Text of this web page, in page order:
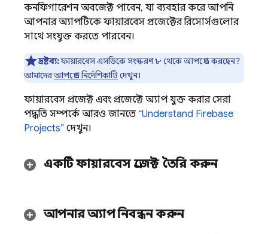
কনফিগারেশন অবজেক্ট পাবেন, যা ব্যবহার করে আপনি
আপনার অ্যাপটিকে ফায়ারবেস প্রজেক্টের রিসোর্সগুলোর
সাথে সংযুক্ত করতে পারবেন।
দ্রষ্টব্য:ফায়ারবেস এসডিকে সংস্করণ ৮ থেকে আপগ্রেড করছেন?
আমাদেরআপগ্রেড নির্দেশিকাটিদেখুন।
ফায়ারবেস প্রজেক্ট এবং প্রজেক্টে অ্যাপ যুক্ত করার সেরা
পদ্ধতি সম্পর্কে আরও জানতে “Understand Firebase
Projects” দেখুন।
একটি ফায়ারবেস প্রজেক্ট তৈরি করুন
আপনার অ্যাপ নিবন্ধন করুন